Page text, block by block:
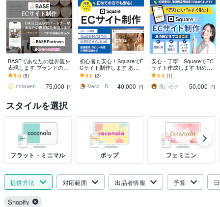
BASEであなたの世界観を
表現します ブランドの魅
力を伝えるECサイト！マ
ニュアルお渡しOK！
5.0 (5)
noliawebworks
75,000 円
初心者も安心！SquareでE
Cサイト制作します あな
たのお店に“今すぐ使え
る”オンラインショップ
を。
5.0 (2)
Meco：Design
40,000 円
安心・丁寧 SquareでEC
サイト作成します 初めて
のネット商品販売・低予
算でスタート可能です
5.0 (1)
風いろデザイン【CSSカスタマイズ可能】
50,000 円
スタイルを選択
フラット・ミニマル ポップ フェミニン
提供方法 対応範囲 出品者情報 予算
Shopify